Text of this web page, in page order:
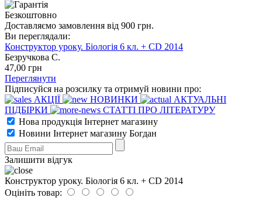
Безкоштовно
Доставляємо замовлення від 900 грн.
Ви переглядали:
Конструктор уроку. Біологія 6 кл. + CD 2014
Безручкова С.
47,00 грн
Переглянути
Підписуйся на розсилку та отримуй новини про:
АКЦІЇ
НОВИНКИ
АКТУАЛЬНІ
ПІДБІРКИ
СТАТТІ ПРО ЛІТЕРАТУРУ
Нова продукція Інтернет магазину
Новини Інтернет магазину Богдан
Залишити відгук
Конструктор уроку. Біологія 6 кл. + CD 2014
Оцініть товар: